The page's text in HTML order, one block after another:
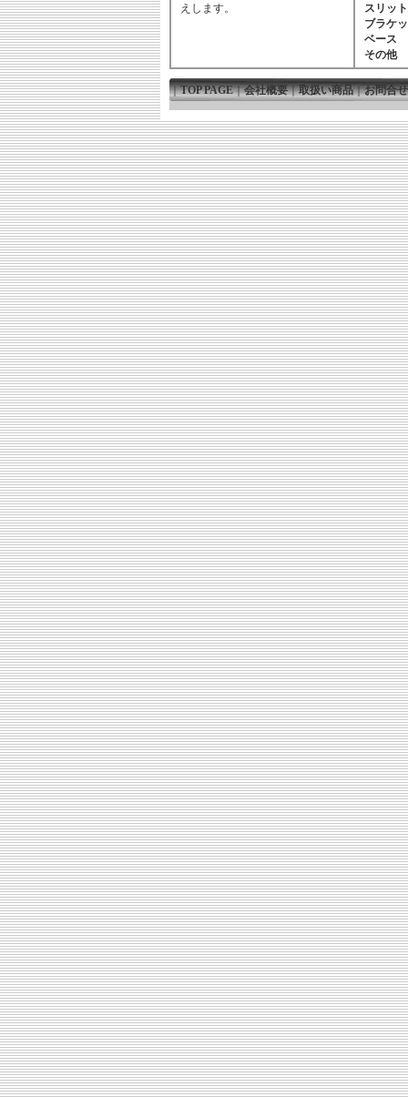
えします。
スリッ
ブラケ
ベース
その他
｜TOP PAGE｜会社概要｜取扱い商品｜お問合せ